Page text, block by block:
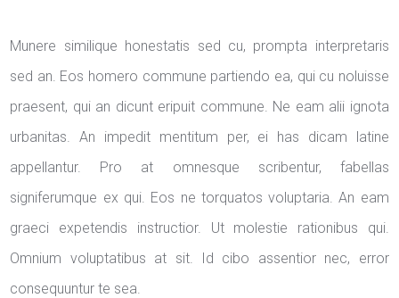
Munere similique honestatis sed cu, prompta interpretaris
sed an. Eos homero commune partiendo ea, qui cu noluisse
praesent, qui an dicunt eripuit commune. Ne eam alii ignota
urbanitas. An impedit mentitum per, ei has dicam latine
appellantur. Pro at omnesque scribentur, fabellas
signiferumque ex qui. Eos ne torquatos voluptaria. An eam
graeci expetendis instructior. Ut molestie rationibus qui.
Omnium voluptatibus at sit. Id cibo assentior nec, error
consequuntur te sea.